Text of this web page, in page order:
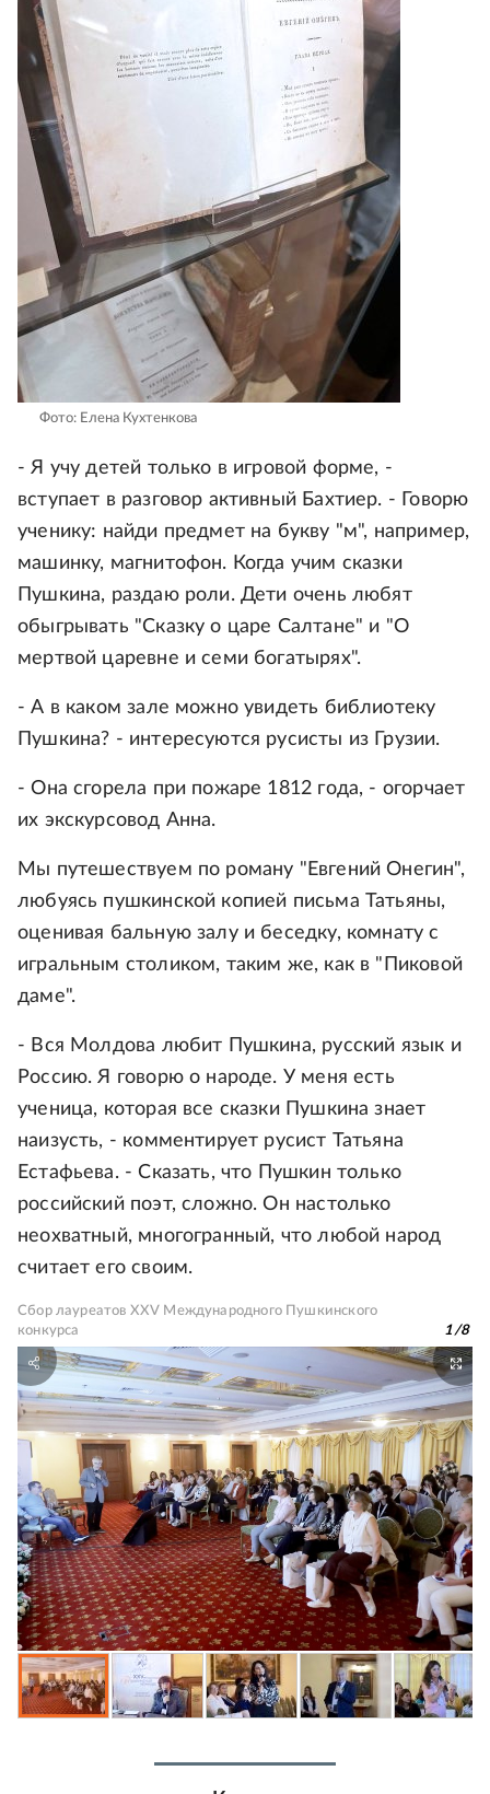
Фото: Елена Кухтенкова
- Я учу детей только в игровой форме, -
вступает в разговор активный Бахтиер. - Говорю
ученику: найди предмет на букву "м", например,
машинку, магнитофон. Когда учим сказки
Пушкина, раздаю роли. Дети очень любят
обыгрывать "Сказку о царе Салтане" и "О
мертвой царевне и семи богатырях".
- А в каком зале можно увидеть библиотеку
Пушкина? - интересуются русисты из Грузии.
- Она сгорела при пожаре 1812 года, - огорчает
их экскурсовод Анна.
Мы путешествуем по роману "Евгений Онегин",
любуясь пушкинской копией письма Татьяны,
оценивая бальную залу и беседку, комнату с
игральным столиком, таким же, как в "Пиковой
даме".
- Вся Молдова любит Пушкина, русский язык и
Россию. Я говорю о народе. У меня есть
ученица, которая все сказки Пушкина знает
наизусть, - комментирует русист Татьяна
Естафьева. - Сказать, что Пушкин только
российский поэт, сложно. Он настолько
неохватный, многогранный, что любой народ
считает его своим.
Сбор лауреатов XXV Международного Пушкинского
конкурса
1/8